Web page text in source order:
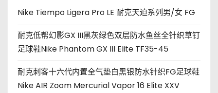
Nike Tiempo Ligera Pro LE 耐克天迫系列男/女 FG
耐克低帮幻影GX III黑灰绿色双层防水鱼丝全针织草钉
足球鞋Nike Phantom GX III Elite TF35-45
耐克刺客十六代内置全气垫白黑银防水针织FG足球鞋
Nike AIR Zoom Mercurial Vapor 16 Elite XXV